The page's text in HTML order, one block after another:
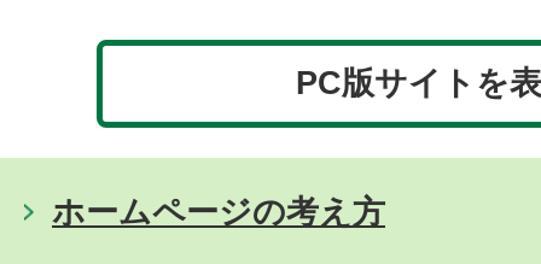
PC版サイトを
ホームページの考え方